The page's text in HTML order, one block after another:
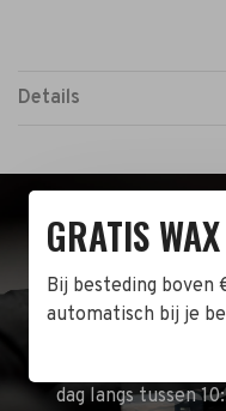
Details
Naast de online
dag langs tussen
GRATIS
Bij besteding boven
automatisch bij je